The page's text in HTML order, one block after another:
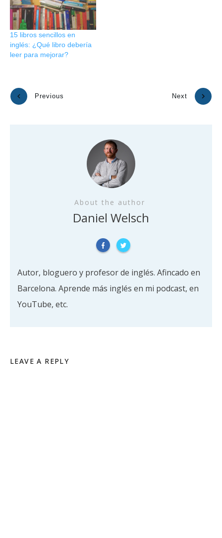
15 libros sencillos en
inglés: ¿Qué libro debería
leer para mejorar?
Previous Next
About the author
Daniel Welsch
Autor, bloguero y profesor de inglés. Afincado en
Barcelona. Aprende más inglés en mi podcast, en
YouTube, etc.
LEAVE A REPLY